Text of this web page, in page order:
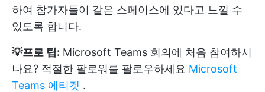
하여 참가자들이 같은 스페이스에 있다고 느낄 수
있도록 합니다.
💡프로 팁: Microsoft Teams 회의에 처음 참여하시
나요? 적절한 팔로워를 팔로우하세요 Microsoft
Teams 에티켓 .